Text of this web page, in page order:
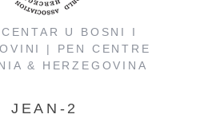
U BOSNI I
| PEN CENTRE
& HERZEGOVINA
JEAN-2